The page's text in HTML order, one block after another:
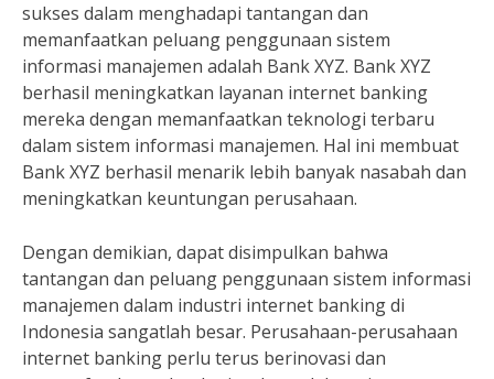
sukses dalam menghadapi tantangan dan
memanfaatkan peluang penggunaan sistem
informasi manajemen adalah Bank XYZ. Bank XYZ
berhasil meningkatkan layanan internet banking
mereka dengan memanfaatkan teknologi terbaru
dalam sistem informasi manajemen. Hal ini membuat
Bank XYZ berhasil menarik lebih banyak nasabah dan
meningkatkan keuntungan perusahaan.
Dengan demikian, dapat disimpulkan bahwa
tantangan dan peluang penggunaan sistem informasi
manajemen dalam industri internet banking di
Indonesia sangatlah besar. Perusahaan-perusahaan
internet banking perlu terus berinovasi dan